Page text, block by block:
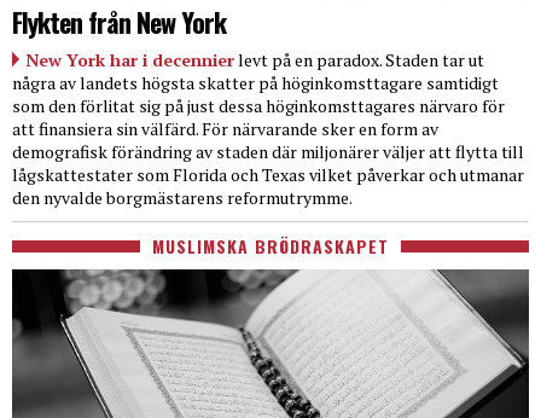
Flykten från New York
New York har i decennierlevt på en paradox. Staden tar ut
några av landets högsta skatter på höginkomsttagare samtidigt
som den förlitat sig på just dessa höginkomsttagares närvaro för
att finansiera sin välfärd. För närvarande sker en form av
demografisk förändring av staden där miljonärer väljer att flytta till
lågskattestater som Florida och Texas vilket påverkar och utmanar
den nyvalde borgmästarens reformutrymme.
MUSLIMSKA BRÖDRASKAPET